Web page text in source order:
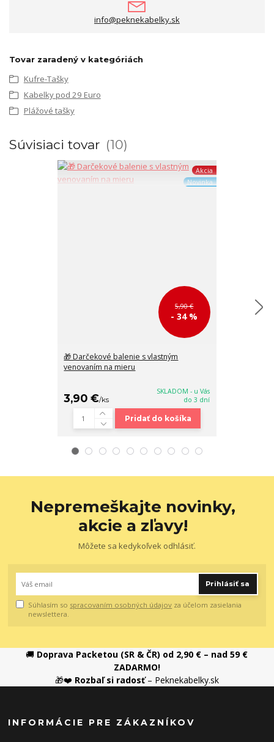
info@peknekabelky.sk
Tovar zaradený v kategóriách
Kufre-Tašky
Kabelky pod 29 Euro
Plážové tašky
Súvisiaci tovar 10
Akcia
Novinka
5,90 €
- 34 %
🎁 Darčekové balenie s vlastným
venovaním na mieru
3,90 €/ks
SKLADOM - u Vás
do 3 dní
Pridať do košíka
Nepremeškajte novinky,
akcie a zľavy!
Môžete sa kedykoľvek odhlásiť.
Prihlásiť sa
Súhlasím so spracovaním osobných údajov za účelom zasielania
newslettera.
🚚 Doprava Packetou (SR & ČR) od 2,90 € – nad 59 €
ZADARMO!
🎁❤️ Rozbaľ si radosť– Peknekabelky.sk
INFORMÁCIE PRE ZÁKAZNÍKOV